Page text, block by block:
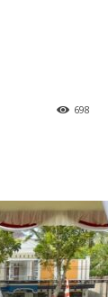
698